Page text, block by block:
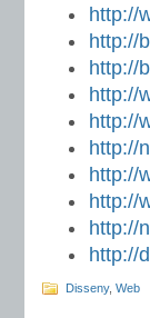
http://
http://
http://
http://
http://
http://
http://
http://
http://
http://
Disseny, Web